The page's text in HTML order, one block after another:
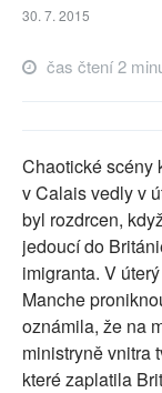
NEJČTENĚJŠÍ ZA 7
AUTOŘI
SOCIÁLNÍ SÍTĚ
RUBRIKY
PLNÁ VERZE
30. 7. 2015
čas čtení 2
Chaotické scény
v Calais vedly v
byl rozdrcen,
jedoucí do
imigranta. V
Manche
oznámila, že na
ministryně vnitra
které zaplatila